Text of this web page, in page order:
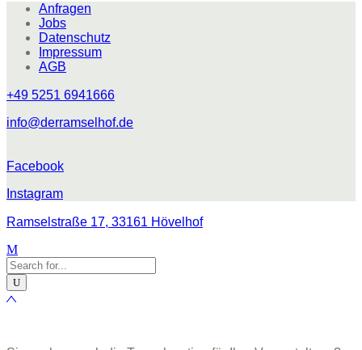
Anfragen
Jobs
Datenschutz
Impressum
AGB
+49 5251 6941666
info@derramselhof.de
Facebook
Instagram
Ramselstraße 17, 33161 Hövelhof